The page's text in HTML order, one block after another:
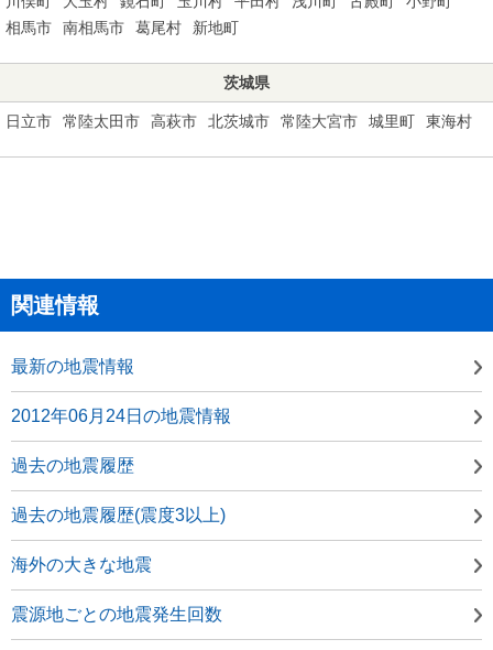
相馬市
南相馬市 葛尾村 新地町
茨城県
日立市 常陸太田市 高萩市 北茨城市 常陸大宮市 城里町 東海村
関連情報
最新の地震情報
2012年06月24日の地震情報
過去の地震履歴
過去の地震履歴(震度3以上)
海外の大きな地震
震源地ごとの地震発生回数